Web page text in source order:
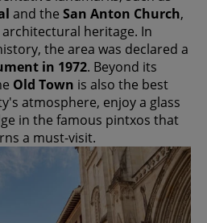
and the San Anton Church,
heritage. In
the area was declared a
in 1972. Beyond its
Old Town is also the best
atmosphere, enjoy a glass
in the famous pintxos that
a must-visit.